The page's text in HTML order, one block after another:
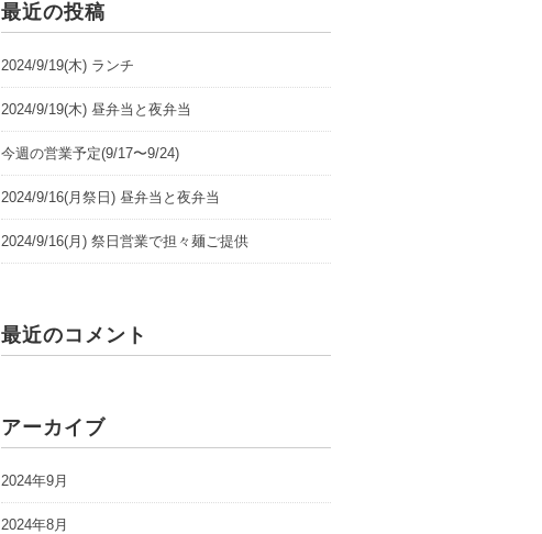
最近の投稿
2024/9/19(木) ランチ
2024/9/19(木) 昼弁当と夜弁当
今週の営業予定(9/17〜9/24)
2024/9/16(月祭日) 昼弁当と夜弁当
2024/9/16(月) 祭日営業で担々麺ご提供
最近のコメント
アーカイブ
2024年9月
2024年8月